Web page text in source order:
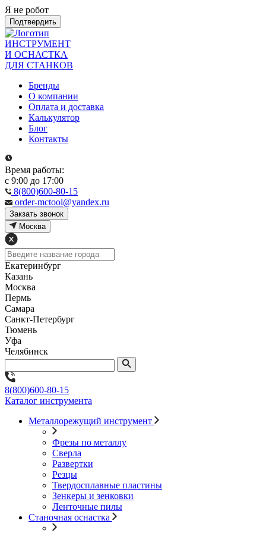
Я не робот
Подтвердить
ИНСТРУМЕНТ
И ОСНАСТКА
ДЛЯ СТАНКОВ
Бренды
О компании
Оплата и доставка
Калькулятор
Блог
Контакты
Время работы:
с 9:00 до 17:00
8(800)600-80-15
order-mctool@yandex.ru
Закзать звонок
Москва
Екатеринбург
Казань
Москва
Пермь
Самара
Санкт-Петербург
Тюмень
Уфа
Челябинск
8(800)600-80-15
Каталог инструмента
Металлорежущий инструмент
Фрезы по металлу
Сверла
Развертки
Резцы
Твердосплавные пластины
Зенкеры и зенковки
Ленточные пилы
Станочная оснастка